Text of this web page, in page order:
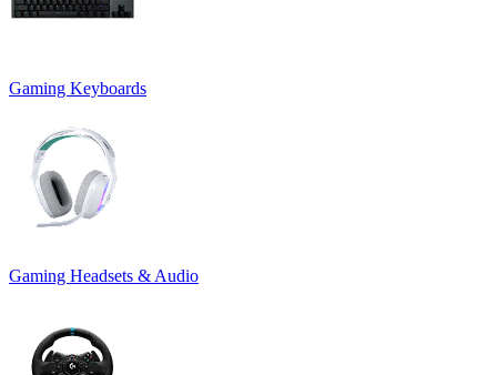
Gaming Keyboards
Gaming Headsets & Audio